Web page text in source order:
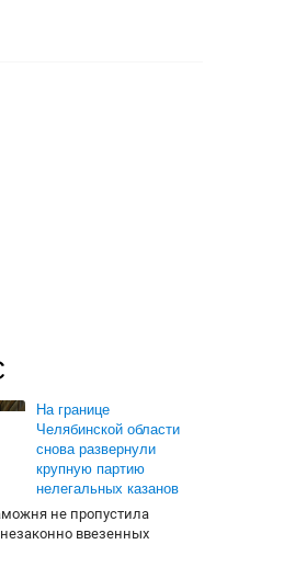
На границе
Челябинской области
снова развернули
крупную партию
нелегальных казанов
не пропустила
ввезенных